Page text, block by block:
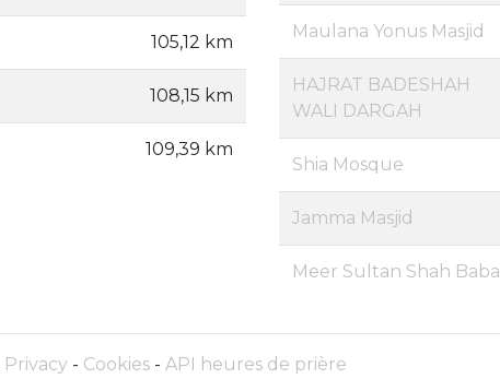
105,12 km
108,15 km
109,39 km
Maulana Yonus Masjid
HAJRAT BADESHAH
WALI DARGAH
Shia Mosque
Jamma Masjid
Meer Sultan Shah Baba
Privacy- Cookies- API heures de prière